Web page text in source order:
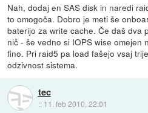
Nah, dodaj en SAS disk in naredi
to omogoča. Dobro je meti še
baterijo za write cache. Če daš dva
nič - še vedno si IOPS wise omejen
fino. Pri raid5 pa load fašejo vsaj
odzivnost sistema.
tec
:: 11. feb 2010, 22:01